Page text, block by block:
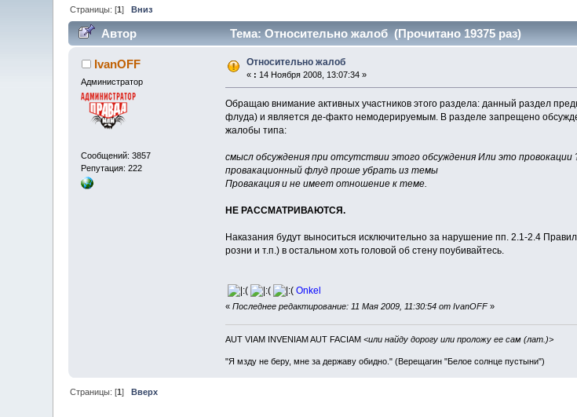
Страницы: [1]Вниз
Автор Тема: Относительно жалоб (Прочитано 19375 раз)
IvanOFF
Администратор
Сообщений: 3857
Репутация: 222
Относительно жалоб
« : 14 Ноября 2008, 13:07:34 »
Обращаю внимание активных участников этого раздела: данный раздел
флуда) и является де-факто немодерируемым. В разделе запрещено
жалобы типа:
смысл обсуждения при отсутствии этого обсуждения Или это провокации
провакационный флуд проше убрать из темы
Провакация и не имеет отношение к теме.
НЕ РАССМАТРИВАЮТСЯ.
Наказания будут выноситься исключительно за нарушение пп. 2.1-2.4
розни и т.п.) в остальном хоть головой об стену поубивайтесь.
Onkel
« Последнее редактирование: 11 Мая 2009, 11:30:54 от IvanOFF»
AUT VIAM INVENIAM AUT FACIAM <или найду дорогу или проложу ее сам (лат.)>
"Я мзду не беру, мне за державу обидно." (Верещагин "Белое солнце пустыни")
Страницы: [1]Вверх